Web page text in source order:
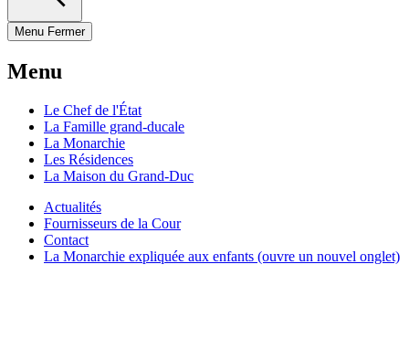
Menu Fermer
Menu
Le Chef de l'État
La Famille grand-ducale
La Monarchie
Les Résidences
La Maison du Grand-Duc
Actualités
Fournisseurs de la Cour
Contact
La Monarchie expliquée aux enfants (ouvre un nouvel onglet)